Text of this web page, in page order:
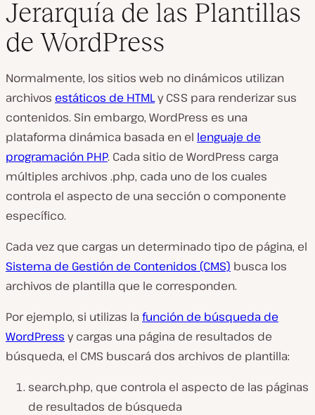
Jerarquía de las Plantillas
de WordPress
Normalmente, los sitios web no dinámicos utilizan
archivos estáticos de HTMLy CSS para renderizar sus
contenidos. Sin embargo, WordPress es una
plataforma dinámica basada en el lenguaje de
programación PHP. Cada sitio de WordPress carga
múltiples archivos .php, cada uno de los cuales
controla el aspecto de una sección o componente
específico.
Cada vez que cargas un determinado tipo de página, el
Sistema de Gestión de Contenidos (CMS) busca los
archivos de plantilla que le corresponden.
Por ejemplo, si utilizas la función de búsqueda de
WordPress y cargas una página de resultados de
búsqueda, el CMS buscará dos archivos de plantilla:
search.php, que controla el aspecto de las páginas
de resultados de búsqueda